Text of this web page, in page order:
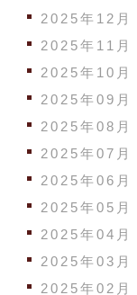
2025年12月
2025年11月
2025年10月
2025年09月
2025年08月
2025年07月
2025年06月
2025年05月
2025年04月
2025年03月
2025年02月